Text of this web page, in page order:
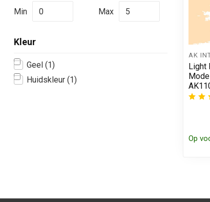
Kleur
Geel (1)
Huidskleur (1)
Min Max
AK
Light
Op